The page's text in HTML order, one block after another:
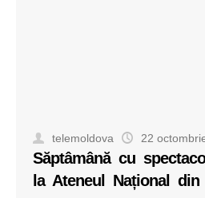
telemoldova 22
Săptâmână cu
la Ateneul Național din